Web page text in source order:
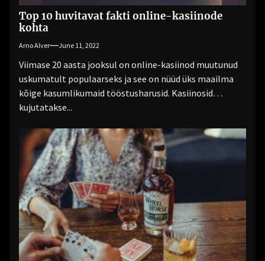
Top 10 huvitavat fakti online-kasiinode
kohta
Arno Alver June 11, 2022
Viimase 20 aasta jooksul on online-kasiinod muutunud
uskumatult populaarseks ja see on nüüd üks maailma
kõige kasumlikumaid tööstusharusid. Kasiinosid
kujutatakse...